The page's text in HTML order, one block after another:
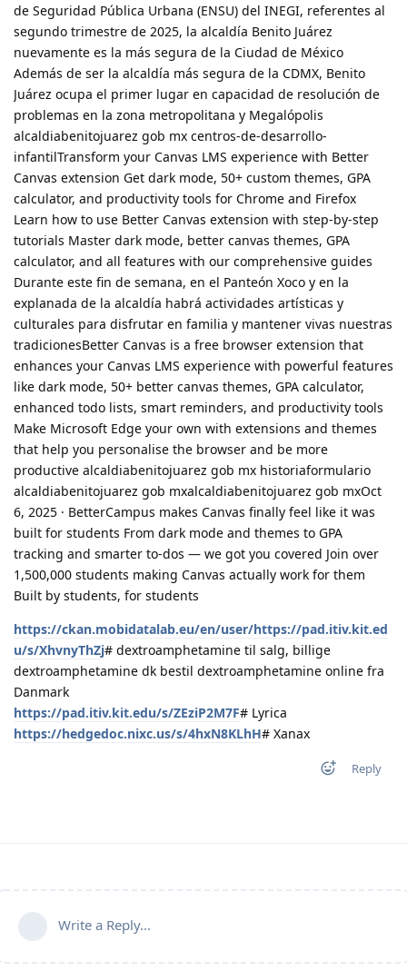
de Seguridad Pública Urbana (ENSU) del INEGI, referentes al
segundo trimestre de 2025, la alcaldía Benito Juárez
nuevamente es la más segura de la Ciudad de México
Además de ser la alcaldía más segura de la CDMX, Benito
Juárez ocupa el primer lugar en capacidad de resolución de
problemas en la zona metropolitana y Megalópolis
alcaldiabenitojuarez gob mx centros-de-desarrollo-
infantilTransform your Canvas LMS experience with Better
Canvas extension Get dark mode, 50+ custom themes, GPA
calculator, and productivity tools for Chrome and Firefox
Learn how to use Better Canvas extension with step-by-step
tutorials Master dark mode, better canvas themes, GPA
calculator, and all features with our comprehensive guides
Durante este fin de semana, en el Panteón Xoco y en la
explanada de la alcaldía habrá actividades artísticas y
culturales para disfrutar en familia y mantener vivas nuestras
tradicionesBetter Canvas is a free browser extension that
enhances your Canvas LMS experience with powerful features
like dark mode, 50+ better canvas themes, GPA calculator,
enhanced todo lists, smart reminders, and productivity tools
Make Microsoft Edge your own with extensions and themes
that help you personalise the browser and be more
productive alcaldiabenitojuarez gob mx historiaformulario
alcaldiabenitojuarez gob mxalcaldiabenitojuarez gob mxOct
6, 2025 · BetterCampus makes Canvas finally feel like it was
built for students From dark mode and themes to GPA
tracking and smarter to-dos — we got you covered Join over
1,500,000 students making Canvas actually work for them
Built by students, for students
https://ckan.mobidatalab.eu/en/user/https://pad.itiv.kit.ed
u/s/XhvnyThZj# dextroamphetamine til salg, billige
dextroamphetamine dk bestil dextroamphetamine online fra
Danmark
https://pad.itiv.kit.edu/s/ZEziP2M7F# Lyrica
https://hedgedoc.nixc.us/s/4hxN8KLhH# Xanax
Reply
Write a Reply...